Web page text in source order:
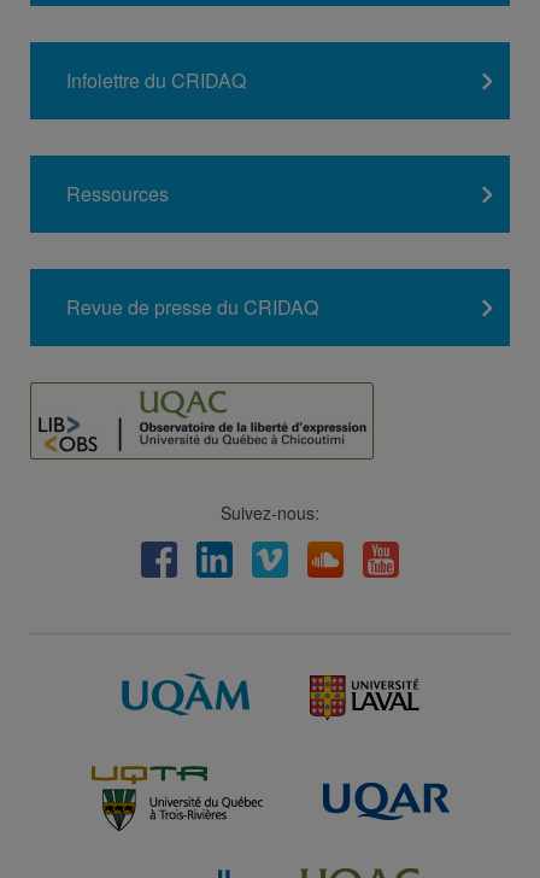
Infolettre du CRIDAQ
Ressources
Revue de presse du CRIDAQ
Suivez-nous:
FacebookLinkedInViméo Soundcloud
Youtube